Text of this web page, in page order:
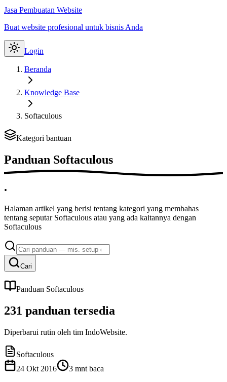
Jasa Pembuatan Website
Buat website profesional untuk bisnis Anda
Login
Beranda
Knowledge Base
Softaculous
Kategori bantuan
Panduan Softaculous
.
Halaman artikel yang berisi tentang kategori yang membahas
tentang seputar Softaculous atau yang ada kaitannya dengan
Softaculous
Cari
Panduan Softaculous
231 panduan tersedia
Diperbarui rutin oleh tim IndoWebsite.
Softaculous
24 Okt 2016
3 mnt baca